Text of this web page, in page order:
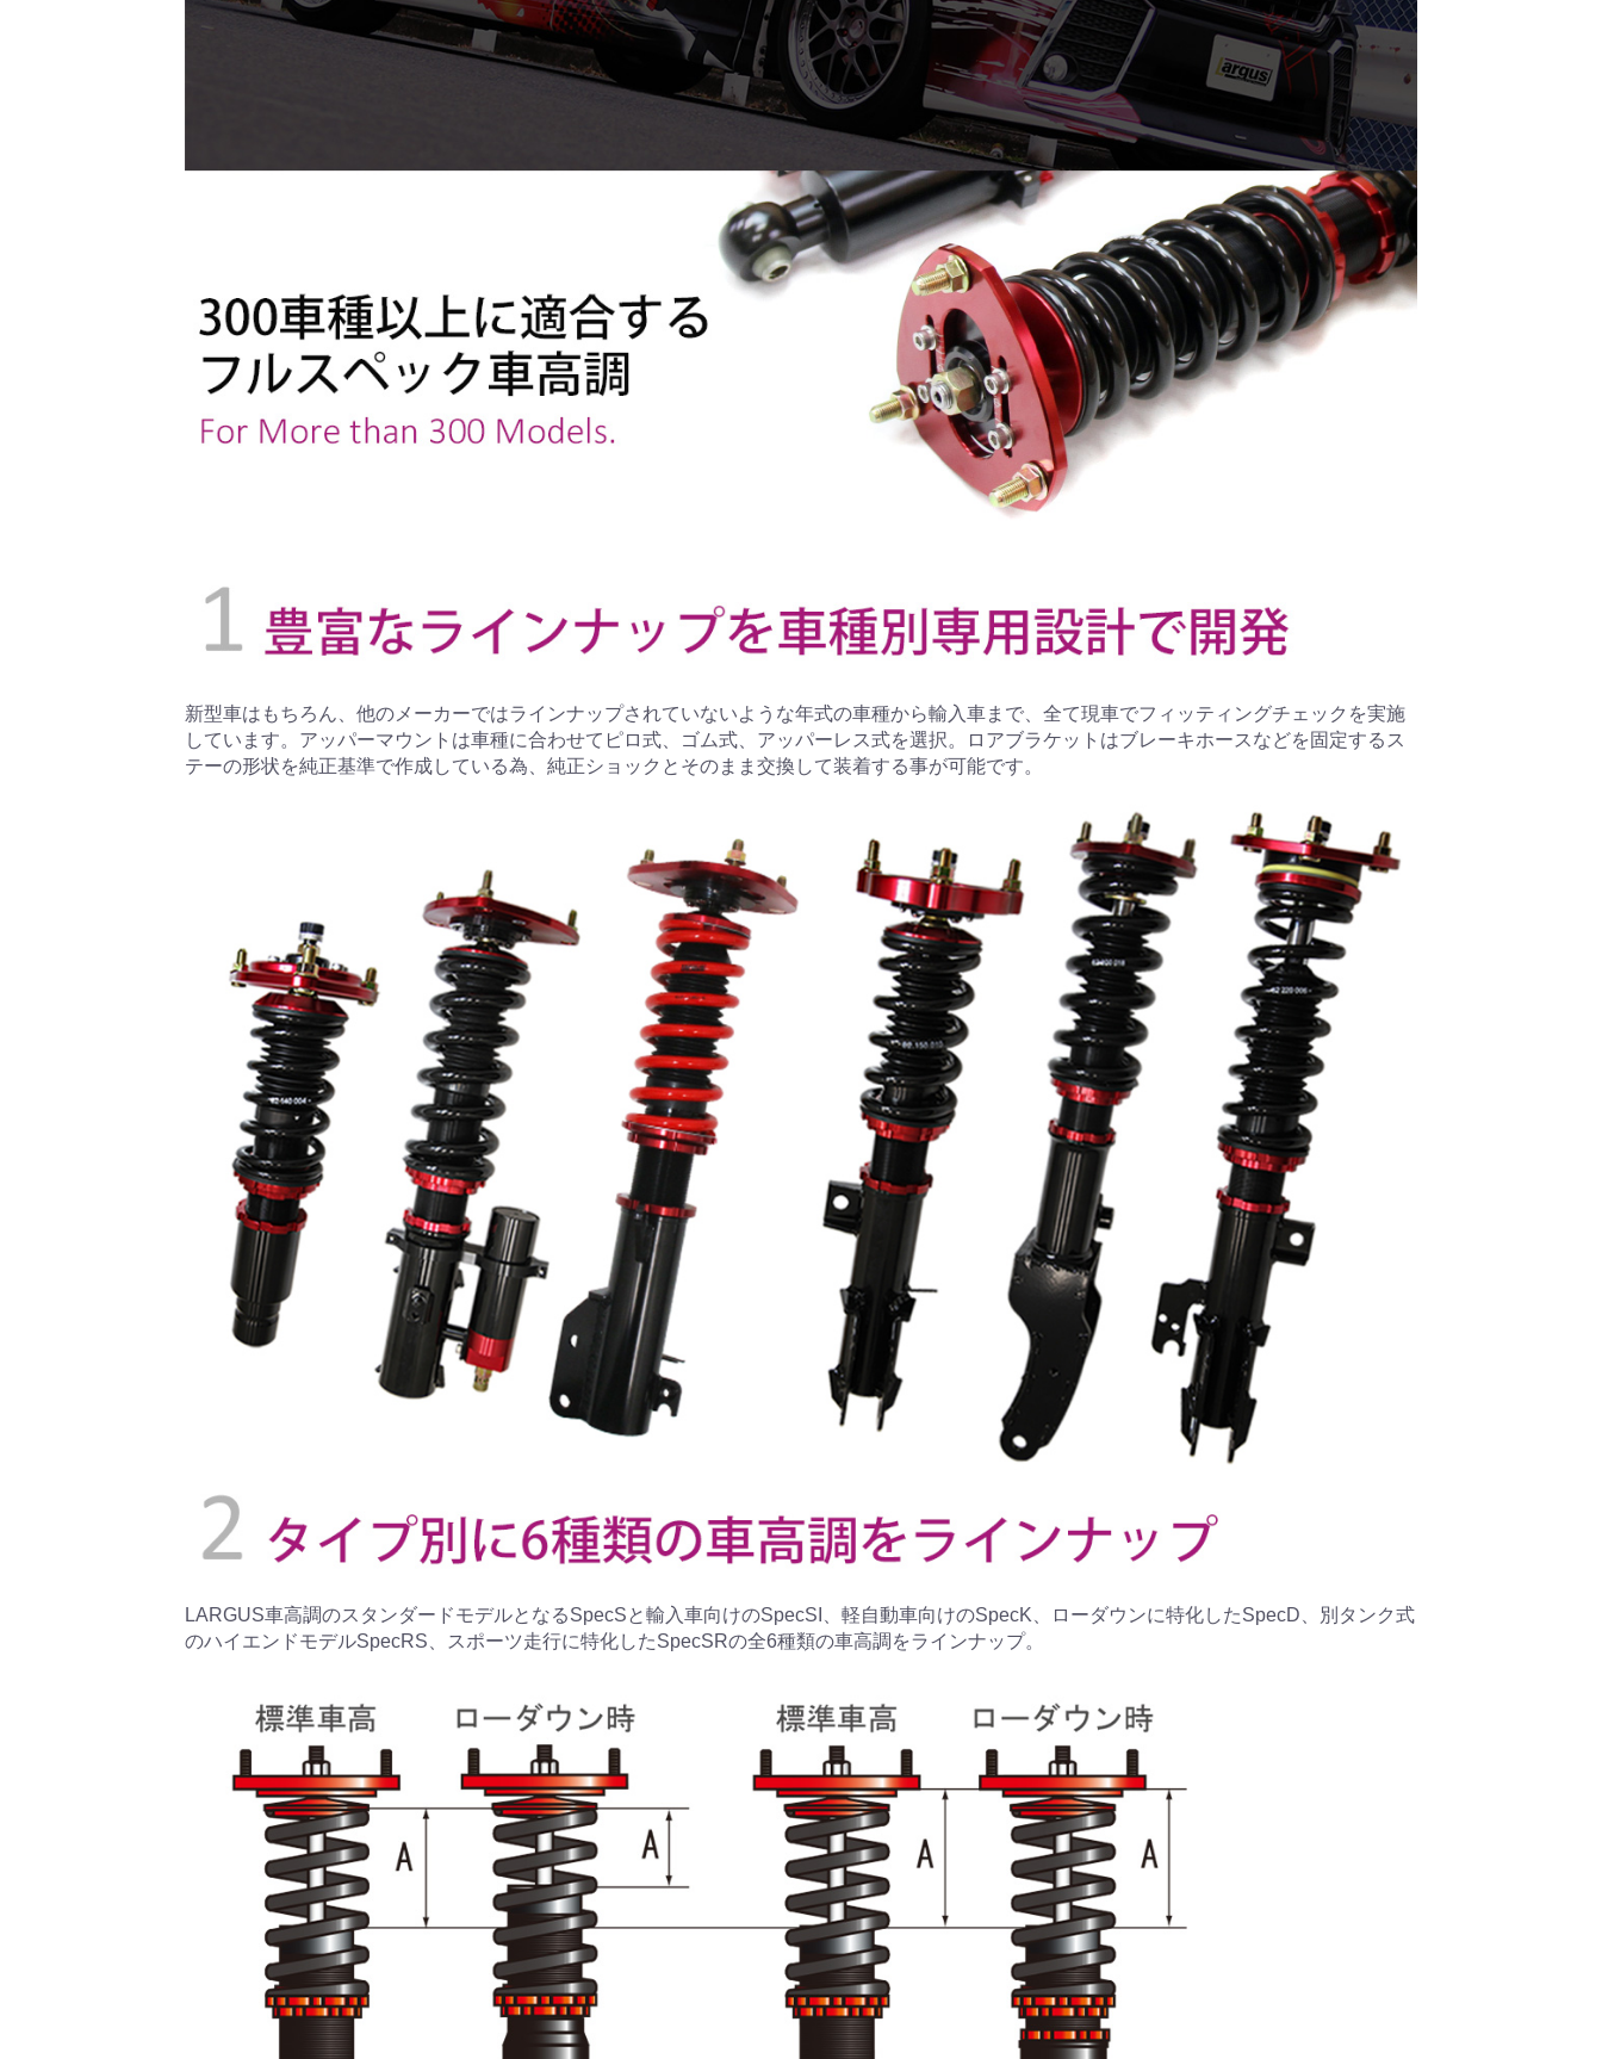
新型車はもちろん、他のメーカーではラインナップされていないような年式の車種から輸入車まで、全て現車でフィッティングチェックを実施
しています。アッパーマウントは車種に合わせてピロ式、ゴム式、アッパーレス式を選択。ロアブラケットはブレーキホースなどを固定するス
テーの形状を純正基準で作成している為、純正ショックとそのまま交換して装着する事が可能です。
LARGUS車高調のスタンダードモデルとなるSpecSと輸入車向けのSpecSI、軽自動車向けのSpecK、ローダウンに特化したSpecD、別タンク式
のハイエンドモデルSpecRS、スポーツ走行に特化したSpecSRの全6種類の車高調をラインナップ。